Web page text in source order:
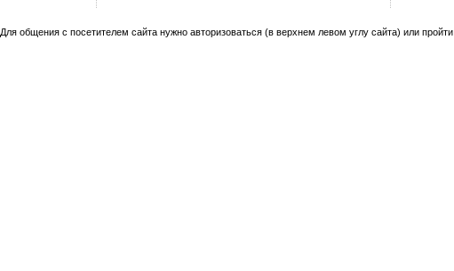
Для общения с посетителем сайта нужно авторизоваться (в верхнем левом углу сайта) или пройти